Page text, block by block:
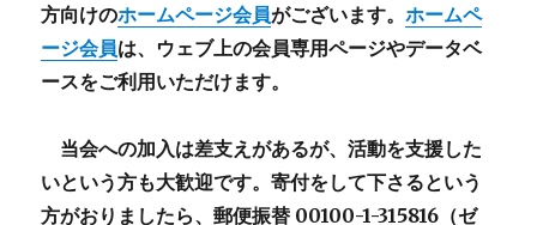
方向けのホームページ会員がございます。ホームペ
ージ会員は、ウェブ上の会員専用ページやデータベ
ースをご利用いただけます。
当会への加入は差支えがあるが、活動を支援した
いという方も大歓迎です。寄付をして下さるという
方がおりましたら、郵便振替 00100-1-315816（ゼ